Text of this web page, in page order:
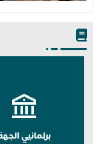
برلمانيي